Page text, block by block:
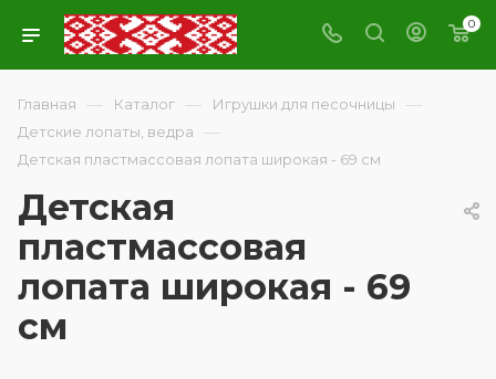
0
Главная — Каталог — Игрушки для песочницы —
Детские лопаты, ведра —
Детская пластмассовая лопата широкая - 69 см
Детская
пластмассовая
лопата широкая - 69
см